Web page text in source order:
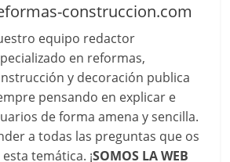
construccion.com
equipo redactor
en reformas,
y decoración publica
pensando en explicar e
de forma amena y sencilla.
a todas las preguntas que os
temática. ¡SOMOS LA WEB